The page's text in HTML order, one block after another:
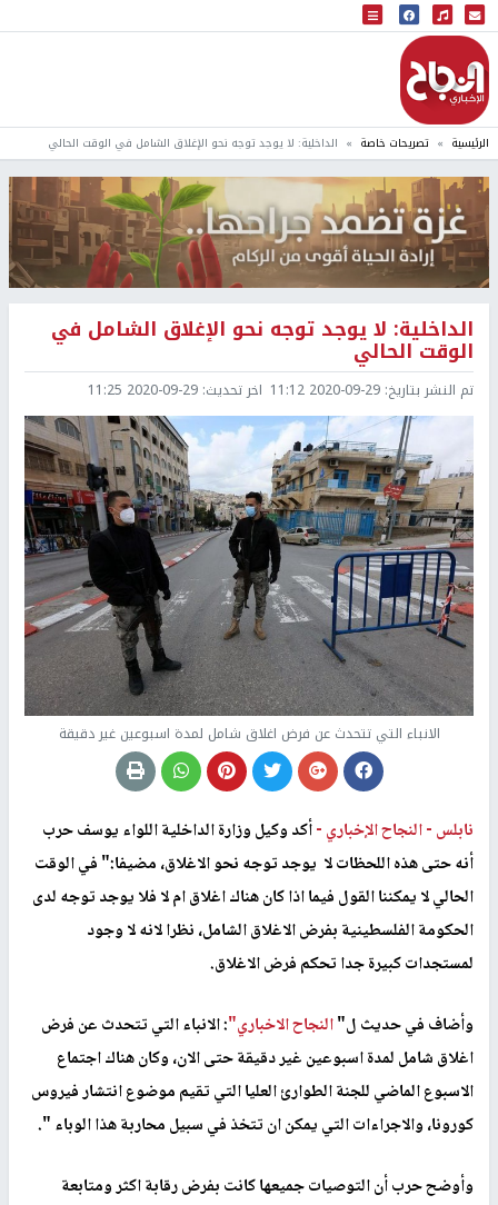
البث المباشر
إذاعة النجاح
الرئيسية تصريحات خاصة الداخلية: لا يوجد توجه نحو الإغلاق الشامل في الوقت الحالي
الداخلية: لا يوجد توجه نحو الإغلاق الشامل في
الوقت الحالي
تم النشر بتاريخ: 2020-09-29 11:12 اخر تحديث: 2020-09-29 11:25
الانباء التي تتحدث عن فرض اغلاق شامل لمدة اسبوعين غير دقيقة
نابلس -النجاح الإخباري -أكد وكيل وزارة الداخلية اللواء يوسف حرب
أنه حتى هذه اللحظات لا يوجد توجه نحو الاغلاق، مضيفا:" في الوقت
الحالي لا يمكننا القول فيما اذا كان هناك اغلاق ام لا فلا يوجد توجه لدى
الحكومة الفلسطينية بفرض الاغلاق الشامل، نظرا لانه لا وجود
لمستجدات كبيرة جدا تحكم فرض الاغلاق.
وأضاف في حديث ل"النجاح الاخباري": الانباء التي تتحدث عن فرض
اغلاق شامل لمدة اسبوعين غير دقيقة حتى الان، وكان هناك اجتماع
الاسبوع الماضي للجنة الطوارئ العليا التي تقيم موضوع انتشار فيروس
كورونا، والاجراءات التي يمكن ان تتخذ في سبيل محاربة هذا الوباء ".
وأوضح حرب أن التوصيات جميعها كانت بفرض رقابة اكثر ومتابعة